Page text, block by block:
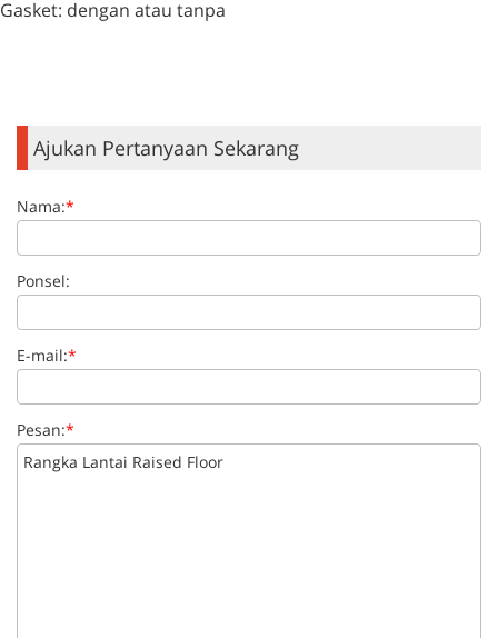
Gasket: dengan atau tanpa
Ajukan Pertanyaan Sekarang
Nama:*
Ponsel:
E-mail:*
Pesan:*